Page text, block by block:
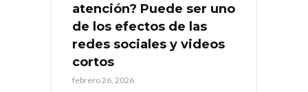
atención? Puede ser uno
de los efectos de las
redes sociales y videos
cortos
febrero 26, 2026